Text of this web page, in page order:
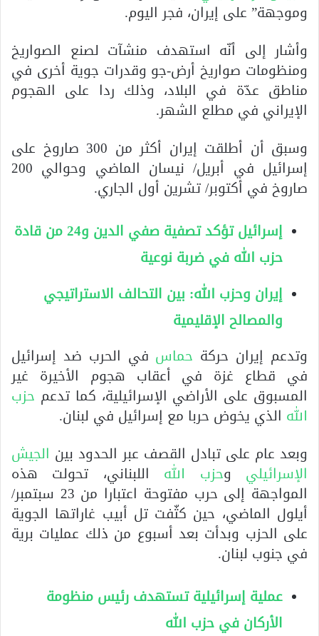
وموجهة” على إيران، فجر اليوم.
وأشار إلى أنّه استهدف منشآت لصنع الصواريخ
ومنظومات صواريخ أرض-جو وقدرات جوية أخرى في
مناطق عدّة في البلاد، وذلك ردا على الهجوم
الإيراني في مطلع الشهر.
وسبق أن أطلقت إيران أكثر من 300 صاروخ على
إسرائيل في أبريل/ نيسان الماضي وحوالي 200
صاروخ في أكتوبر/ تشرين أول الجاري.
إسرائيل تؤكد تصفية صفي الدين و24 من قادة
حزب الله في ضربة نوعية
إيران وحزب الله: بين التحالف الاستراتيجي
والمصالح الإقليمية
وتدعم إيران حركة حماس في الحرب ضد إسرائيل
في قطاع غزة في أعقاب هجوم الأخيرة غير
المسبوق على الأراضي الإسرائيلية، كما تدعم حزب
الله الذي يخوض حربا مع إسرائيل في لبنان.
وبعد عام على تبادل القصف عبر الحدود بين الجيش
الإسرائيلي وحزب الله اللبناني، تحولت هذه
المواجهة إلى حرب مفتوحة اعتبارا من 23 سبتمبر/
أيلول الماضي، حين كثّفت تل أبيب غاراتها الجوية
على الحزب وبدأت بعد أسبوع من ذلك عمليات برية
في جنوب لبنان.
عملية إسرائيلية تستهدف رئيس منظومة
الأركان في حزب الله